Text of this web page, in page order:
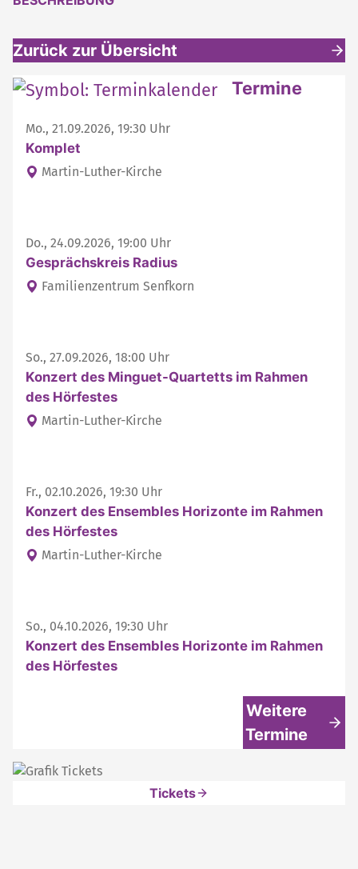
Zurück zur Übersicht
Weitere interessante Inhalte Termine
Mo., 21.09.2026, 19:30 Uhr
Komplet
Martin-Luther-Kirche
Do., 24.09.2026, 19:00 Uhr
Gesprächskreis Radius
Familienzentrum Senfkorn
So., 27.09.2026, 18:00 Uhr
Konzert des Minguet-Quartetts im Rahmen
des Hörfestes
Martin-Luther-Kirche
Fr., 02.10.2026, 19:30 Uhr
Konzert des Ensembles Horizonte im Rahmen
des Hörfestes
Martin-Luther-Kirche
So., 04.10.2026, 19:30 Uhr
Konzert des Ensembles Horizonte im Rahmen
des Hörfestes
Weitere
Termine
Tickets